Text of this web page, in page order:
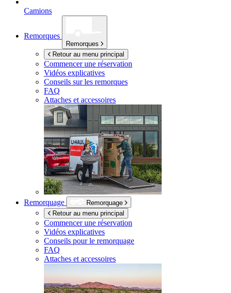
Camions
Remorques
Remorques
Retour au menu principal
Commencer une réservation
Vidéos explicatives
Conseils sur les remorques
FAQ
Attaches et accessoires
Remorquage
Remorquage
Retour au menu principal
Commencer une réservation
Vidéos explicatives
Conseils pour le remorquage
FAQ
Attaches et accessoires